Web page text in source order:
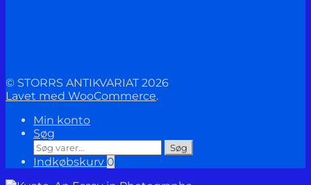
© STORRS ANTIKVARIAT 2026
Lavet med WooCommerce.
Min konto
Søg
Søg
efter:
Søg
Indkøbskurv 0